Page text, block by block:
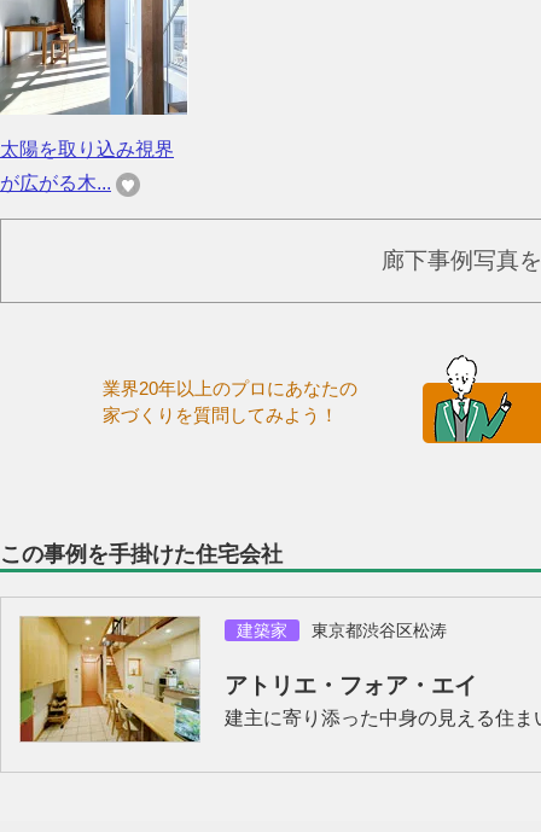
太陽を取り込み視界
が広がる木...
廊下事例写真
業界20年以上のプロにあなたの
家づくりを質問してみよう！
この事例を手掛けた住宅会社
建築家 東京都渋谷区松涛
アトリエ・フォア・エイ
建主に寄り添った中身の見える住ま